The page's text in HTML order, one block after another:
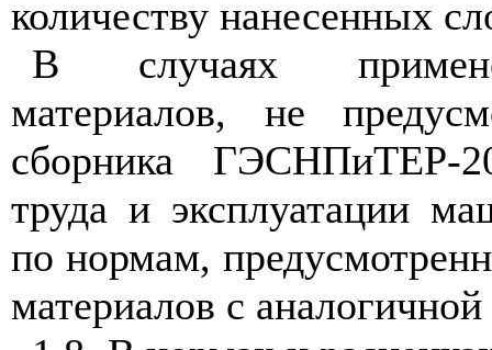
количеству нанесенных
В случаях
материалов, не
сборника ГЭСНПиТЕР-
труда и эксплуатации
по нормам,
материалов с